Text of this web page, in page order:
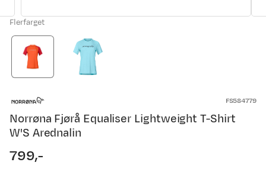
Flerfarget
FS584779
Norrøna Fjørå Equaliser Lightweight T-Shirt
W'S Arednalin
price
799,-